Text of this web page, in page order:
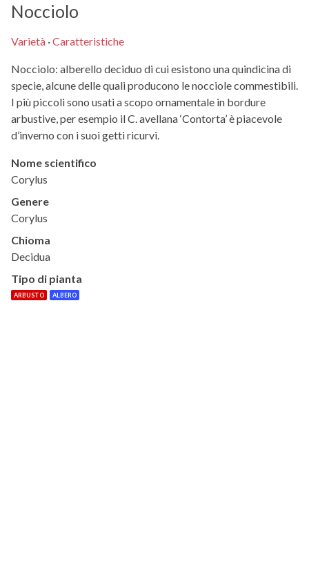
Nocciolo
Varietà ·Caratteristiche
Nocciolo: alberello deciduo di cui esistono una quindicina di
specie, alcune delle quali producono le nocciole commestibili.
I più piccoli sono usati a scopo ornamentale in bordure
arbustive, per esempio il C. avellana ‘Contorta’ è piacevole
d’inverno con i suoi getti ricurvi.
Nome scientifico
Corylus
Genere
Corylus
Chioma
Decidua
Tipo di pianta
ARBUSTO ALBERO